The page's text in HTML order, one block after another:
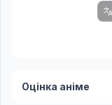
Оцінка аніме